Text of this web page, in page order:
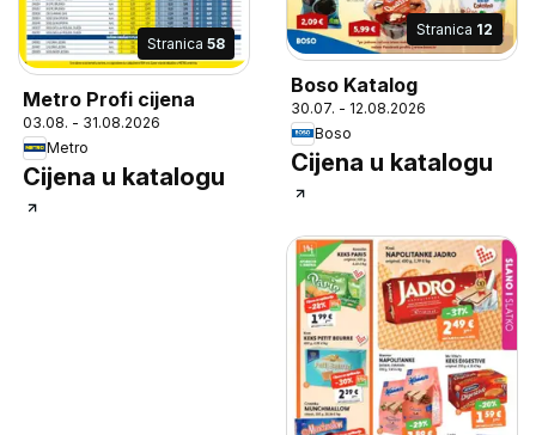
Stranica 58
Metro Profi cijena
03.08. - 31.08.2026
Metro
Cijena u katalogu
Stranica 12
Boso Katalog
30.07. - 12.08.2026
Boso
Cijena u katalogu